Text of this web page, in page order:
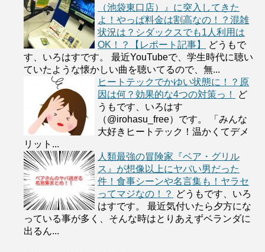
（池袋東口店）』に突入してきた
よ！やっぱ料金は割高なの！？混雑
状況は？シダックスでも1人利用は
OK！？【レポート記事】
どうもで
す、いろはすです。 最近YouTubeで、学生時代に聴い
ていたような懐かしい曲を聴いてるので、無...
ヒートテックでかゆい状態に！？原
因は何？効果的な4つの対策っ！
ど
うもです、いろはす
（@irohasu_free）です。 「みんな
大好きヒートテック！温かくてデメ
リット...
人類最強の冒険家『ベア・グリル
ス』が想像以上にヤバい男だった
件！食事シーンや名言集も！ヤラセ
ってマジなの！？ どうもです、いろ
はすです。 最近気付いたら夕方にな
っている事が多く、そんな時はとりあえずベランダに
出るん...